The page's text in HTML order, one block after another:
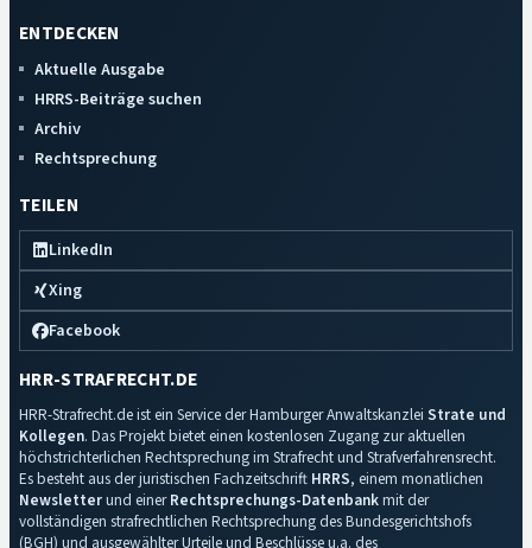
ENTDECKEN
Aktuelle Ausgabe
HRRS-Beiträge suchen
Archiv
Rechtsprechung
TEILEN
LinkedIn
Xing
Facebook
HRR-STRAFRECHT.DE
HRR-Strafrecht.de ist ein Service der Hamburger Anwaltskanzlei Strate und
Kollegen. Das Projekt bietet einen kostenlosen Zugang zur aktuellen
höchstrichterlichen Rechtsprechung im Strafrecht und Strafverfahrensrecht.
Es besteht aus der juristischen Fachzeitschrift HRRS, einem monatlichen
Newsletterund einerRechtsprechungs-Datenbankmit der
vollständigen strafrechtlichen Rechtsprechung des Bundesgerichtshofs
(BGH) und ausgewählter Urteile und Beschlüsse u.a. des